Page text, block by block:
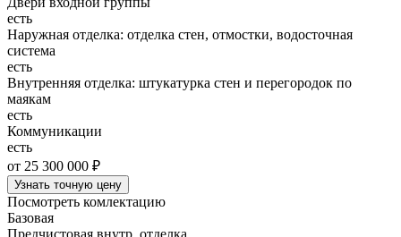
есть
Наружная отделка: отделка стен, отмостки, водосточная
система
есть
Внутренняя отделка: штукатурка стен и перегородок по
маякам
есть
Коммуникации
есть
от 25 300 000 ₽
Узнать точную цену
Посмотреть комлектацию
Базовая
Предчистовая внутр. отделка